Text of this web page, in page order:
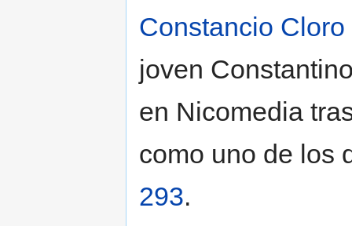
Constancio Cloro
joven
en Nicomedia
como uno de los
293.